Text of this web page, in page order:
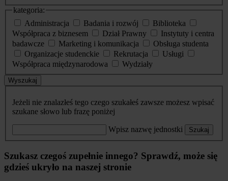
kategoria:
Administracja
Badania i rozwój
Biblioteka
Współpraca z biznesem
Dział Prawny
Instytuty i centra
badawcze
Marketing i komunikacja
Obsługa studenta
Organizacje studenckie
Rekrutacja
Usługi
Współpraca międzynarodowa
Wydziały
Wyszukaj
Jeżeli nie znalazłeś tego czego szukałeś zawsze możesz wpisać
szukane słowo lub frazę poniżej
Wpisz nazwę jednostki Szukaj
Szukasz czegoś zupełnie innego? Sprawdź, może się
gdzieś ukryło na naszej stronie